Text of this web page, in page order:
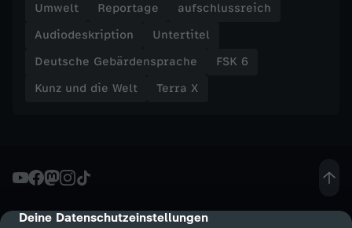
cmp-dialog-description
Deine Datenschutzeinstellungen
Umwelt Reportage
aufschlussreich
Audiodeskription
Untertitel
Deutsche Gebärdensprache
FSK 6
Kunz und die Welt
Terra X